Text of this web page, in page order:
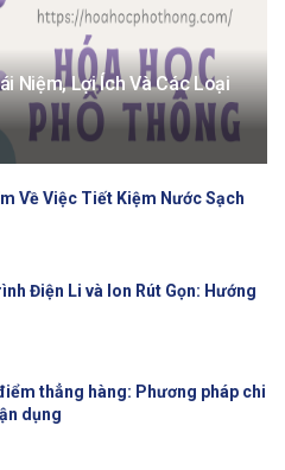
Niệm, Lợi Ích Và Các Loại
Về Việc Tiết Kiệm Nước Sạch
Điện Li và Ion Rút Gọn: Hướng
thẳng hàng: Phương pháp chi
dụng